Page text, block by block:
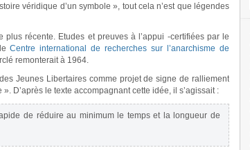
véridique d’un symbole », tout cela n’est que légendes
récente. Etudes et preuves à l’appui -certifiées par le
leCentre international de recherches sur l’anarchisme de
remonterait à 1964.
Jeunes Libertaires comme projet de signe de ralliement
D’après le texte accompagnant cette idée, il s’agissait :
de réduire au minimum le temps et la longueur de